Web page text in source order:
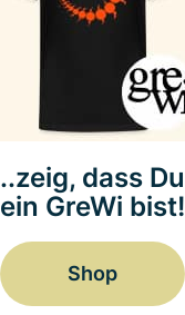
..zeig, dass Du
ein GreWi bist!
Shop